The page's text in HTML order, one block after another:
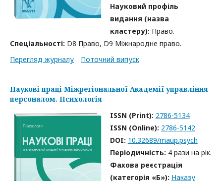
Науковий профіль
видання (назва
кластеру): Право.
Спеціальності: D8 Право, D9 Міжнародне право.
Перегляд журналу
Поточний випуск
Наукові праці Міжрегіональної Академії управління
персоналом. Психологія
ISSN (Print): 2786-5134
ISSN (Online): 2786-5142
DOI: 10.32689/maup.psych
Періодичність: 4 рази на рік.
Фахова реєстрація
(категорія «Б»): Наказу